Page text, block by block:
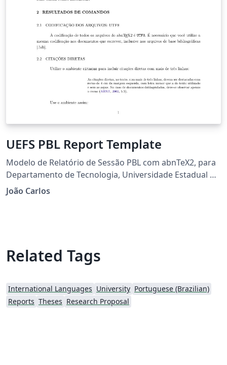
UEFS PBL Report Template
Modelo de Relatório de Sessão PBL com abnTeX2, para
Departamento de Tecnologia, Universidade Estadual de
Feira de Santana
João Carlos
Related Tags
International Languages University Portuguese (Brazilian)
Reports Theses Research Proposal